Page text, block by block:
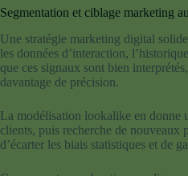
Segmentation et ciblage marketing
Une stratégie marketing digital
les données d’interaction,
que ces signaux sont bien
davantage de précision.
La modélisation lookalike en donne
clients, puis recherche de nouveaux
d’écarter les biais statistiques et de